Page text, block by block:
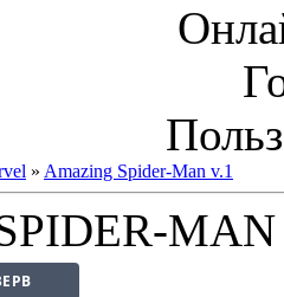
» Amazing Spider-Man v.1
MAN